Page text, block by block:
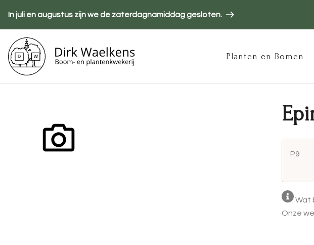
en
inhoud
gaan
In juli en augustus zijn we de zaterdagnamiddag gesloten.
Hoofdnavigatie
Planten en Bomen
P9
Wat
Onze